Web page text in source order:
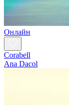
Oнлайн
Corabell
Ana Dacol